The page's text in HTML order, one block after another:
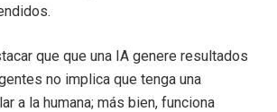
que que una IA genere resultados
no implica que tenga una
a la humana; más bien, funciona